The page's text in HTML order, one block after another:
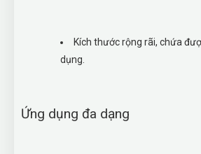
Kích thước rộng rãi, chứa
dụng.
Ứng dụng đa dạng